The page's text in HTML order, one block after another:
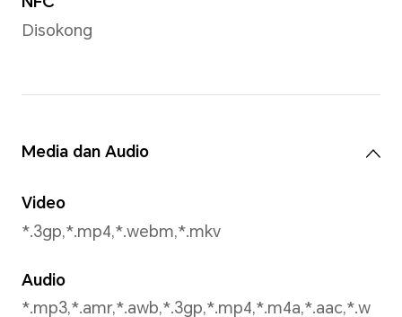
Menyokong rakaman video
*Resolusi imej sebenar mungkin
Mod Tangkap
Bergerak, Tera Air, Tangkap